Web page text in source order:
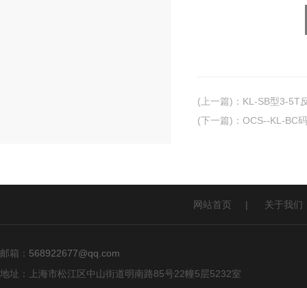
(上一篇) ： KL-SB型3-5T
(下一篇) ： OCS--KL-BC
网站首页 | 关于我们
邮箱： 568922677@qq.com
地址：上海市松江区中山街道明南路85号22幢5层5232室